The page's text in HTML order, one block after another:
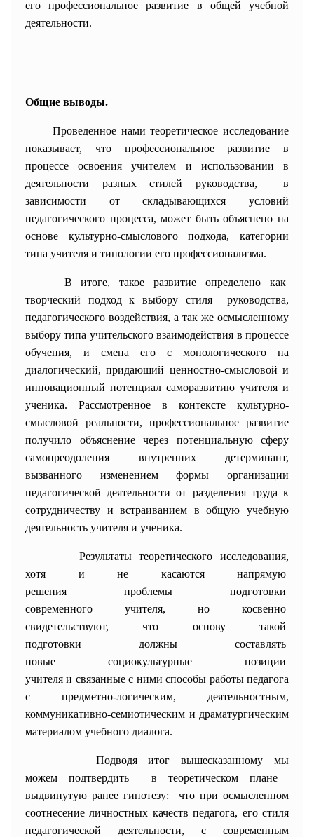
его профессиональное развитие в общей учебной
деятельности.
Общие выводы.
Проведенное нами теоретическое исследование
показывает, что профессиональное развитие в
процессе освоения учителем и использовании в
деятельности разных стилей руководства, в
зависимости от складывающихся условий
педагогического процесса, может быть объяснено на
основе культурно-смыслового подхода, категории
типа учителя и типологии его профессионализма.
В итоге, такое развитие определено как
творческий подход к выбору стиля руководства,
педагогического воздействия, а так же осмысленному
выбору типа учительского взаимодействия в процессе
обучения, и смена его с монологического на
диалогический, придающий ценностно-смысловой и
инновационный потенциал саморазвитию учителя и
ученика. Рассмотренное в контексте культурно-
смысловой реальности, профессиональное развитие
получило объяснение через потенциальную сферу
самопреодоления внутренних детерминант,
вызванного изменением формы организации
педагогической деятельности от разделения труда к
сотрудничеству и встраиванием в общую учебную
деятельность учителя и ученика.
Результаты теоретическогоисследования,
хотя и не касаются напрямую
решения проблемы подготовки
современного учителя, но косвенно
свидетельствуют, что основу такой
подготовки должны составлять
новые социокультурные позиции
учителя и связанные с ними способы работы педагога
с предметно-логическим, деятельностным,
коммуникативно-семиотическим и драматургическим
материалом учебного диалога.
Подводя итог вышесказанному мы
можем подтвердить в теоретическом плане
выдвинутую ранее гипотезу: что при осмысленном
соотнесение личностных качеств педагога, его стиля
педагогической деятельности, с современным